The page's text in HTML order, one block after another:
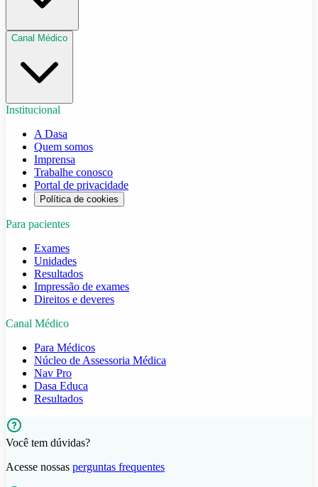
Canal Médico
Institucional
A Dasa
Quem somos
Imprensa
Trabalhe conosco
Portal de privacidade
Política de cookies
Para pacientes
Exames
Unidades
Resultados
Impressão de exames
Direitos e deveres
Canal Médico
Para Médicos
Núcleo de Assessoria Médica
Nav Pro
Dasa Educa
Resultados
Você tem dúvidas?
Acesse nossas perguntas frequentes